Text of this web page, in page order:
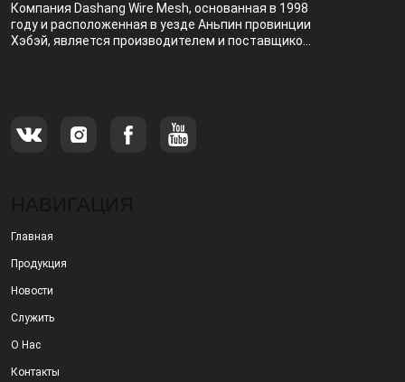
Компания Dashang Wire Mesh, основанная в 1998
году и расположенная в уезде Аньпин провинции
Хэбэй, является производителем и поставщиком,
Главная
Продукция
Новости
Служить
О Нас
Контакты